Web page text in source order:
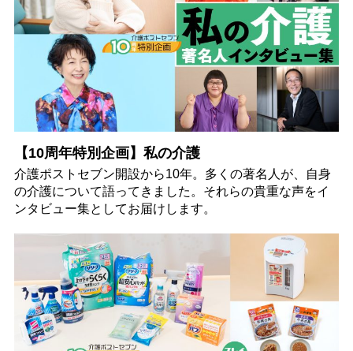
【10周年特別企画】私の介護
介護ポストセブン開設から10年。多くの著名人が、自身
の介護について語ってきました。それらの貴重な声をイ
ンタビュー集としてお届けします。